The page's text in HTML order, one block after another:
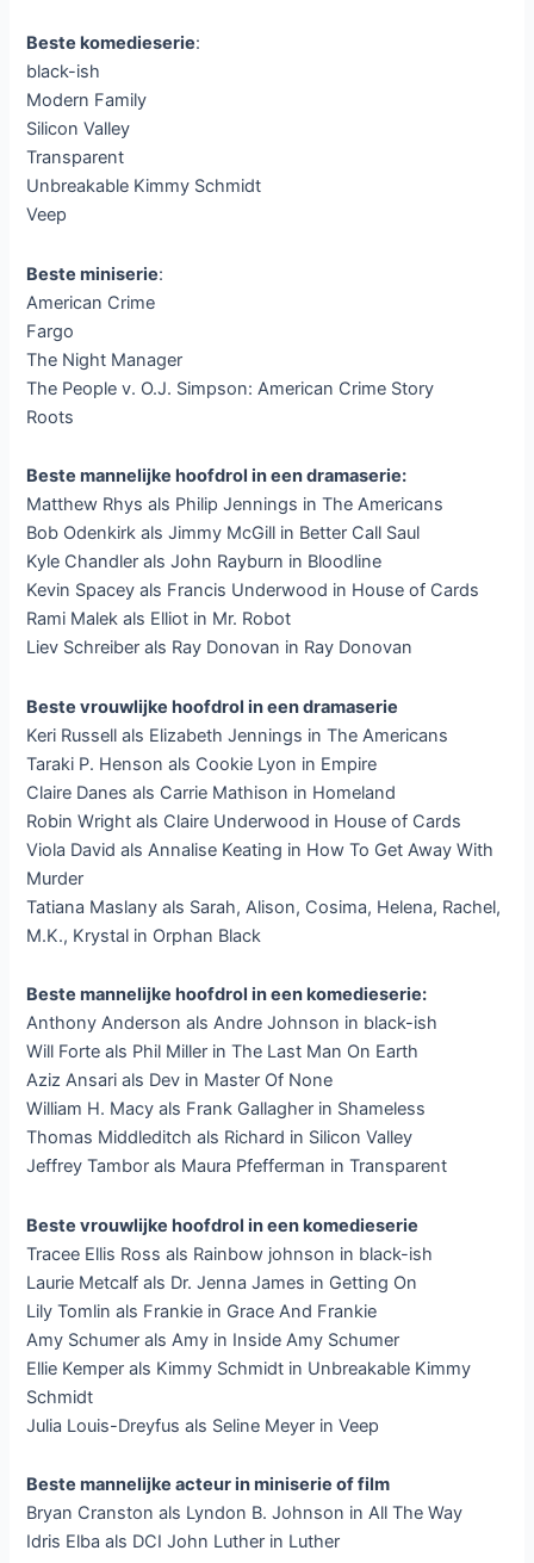
Beste komedieserie:
black-ish
Modern Family
Silicon Valley
Transparent
Unbreakable Kimmy Schmidt
Veep
Beste miniserie:
American Crime
Fargo
The Night Manager
The People v. O.J. Simpson: American Crime Story
Roots
Beste mannelijke hoofdrol in een dramaserie:
Matthew Rhys als Philip Jennings in The Americans
Bob Odenkirk als Jimmy McGill in Better Call Saul
Kyle Chandler als John Rayburn in Bloodline
Kevin Spacey als Francis Underwood in House of Cards
Rami Malek als Elliot in Mr. Robot
Liev Schreiber als Ray Donovan in Ray Donovan
Beste vrouwlijke hoofdrol in een dramaserie
Keri Russell als Elizabeth Jennings in The Americans
Taraki P. Henson als Cookie Lyon in Empire
Claire Danes als Carrie Mathison in Homeland
Robin Wright als Claire Underwood in House of Cards
Viola David als Annalise Keating in How To Get Away With
Murder
Tatiana Maslany als Sarah, Alison, Cosima, Helena, Rachel,
M.K., Krystal in Orphan Black
Beste mannelijke hoofdrol in een komedieserie:
Anthony Anderson als Andre Johnson in black-ish
Will Forte als Phil Miller in The Last Man On Earth
Aziz Ansari als Dev in Master Of None
William H. Macy als Frank Gallagher in Shameless
Thomas Middleditch als Richard in Silicon Valley
Jeffrey Tambor als Maura Pfefferman in Transparent
Beste vrouwlijke hoofdrol in een komedieserie
Tracee Ellis Ross als Rainbow johnson in black-ish
Laurie Metcalf als Dr. Jenna James in Getting On
Lily Tomlin als Frankie in Grace And Frankie
Amy Schumer als Amy in Inside Amy Schumer
Ellie Kemper als Kimmy Schmidt in Unbreakable Kimmy
Schmidt
Julia Louis-Dreyfus als Seline Meyer in Veep
Beste mannelijke acteur in miniserie of film
Bryan Cranston als Lyndon B. Johnson in All The Way
Idris Elba als DCI John Luther in Luther